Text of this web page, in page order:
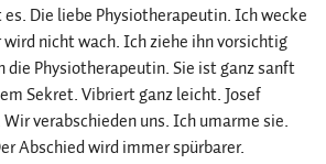
Die liebe Physiotherapeutin. Ich wecke
wird nicht wach. Ich ziehe ihn vorsichtig
die Physiotherapeutin. Sie ist ganz sanft
Sekret. Vibriert ganz leicht. Josef
verabschieden uns. Ich umarme sie.
Abschied wird immer spürbarer.